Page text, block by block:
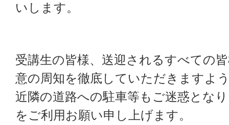
いします。
受講生の皆様、送迎されるすべての
意の周知を徹底していただきますよ
近隣の道路への駐車等もご迷惑とな
をご利用お願い申し上げます。